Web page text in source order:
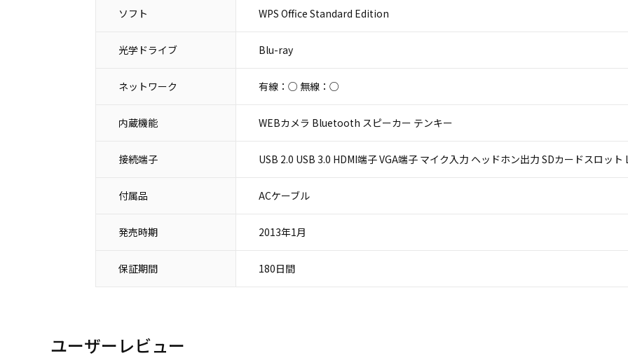
ソフト WPS Office Standard Edition
光学ドライブ Blu-ray
ネットワーク 有線：○ 無線：○
内蔵機能 WEBカメラ Bluetooth スピーカー テンキー
接続端子 USB 2.0 USB 3.0 HDMI端子 VGA端子 マイク入力 ヘッドホン出力 SDカードスロット
付属品 ACケーブル
発売時期 2013年1月
保証期間 180日間
ユーザーレビュー